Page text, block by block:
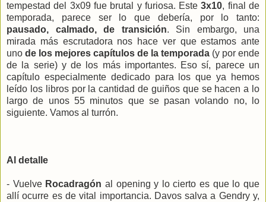
tempestad del 3x09 fue brutal y furiosa. Este3x10, final de
temporada, parece ser lo que debería, por lo tanto:
pausado, calmado, de transición. Sin embargo, una
mirada más escrutadora nos hace ver que estamos ante
uno de los mejores capítulos de la temporada (y por ende
de la serie) y de los más importantes. Eso sí, parece un
capítulo especialmente dedicado para los que ya hemos
leído los libros por la cantidad de guiños que se hacen a lo
largo de unos 55 minutos que se pasan volando no, lo
siguiente. Vamos al turrón.
Al detalle
- Vuelve Rocadragón al opening y lo cierto es que lo que
allí ocurre es de vital importancia. Davos salva a Gendry y,